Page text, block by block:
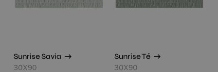
Sunrise Savia
30X90
Sunrise Té
30X90